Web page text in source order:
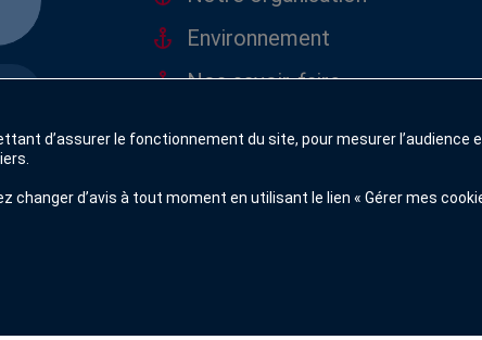
Environnement
Nos savoir-faire
Gérer mes cookies
d’assurer le fonctionnement du site, pour mesurer l’audience
changer d’avis à tout moment en utilisant le lien « Gérer mes